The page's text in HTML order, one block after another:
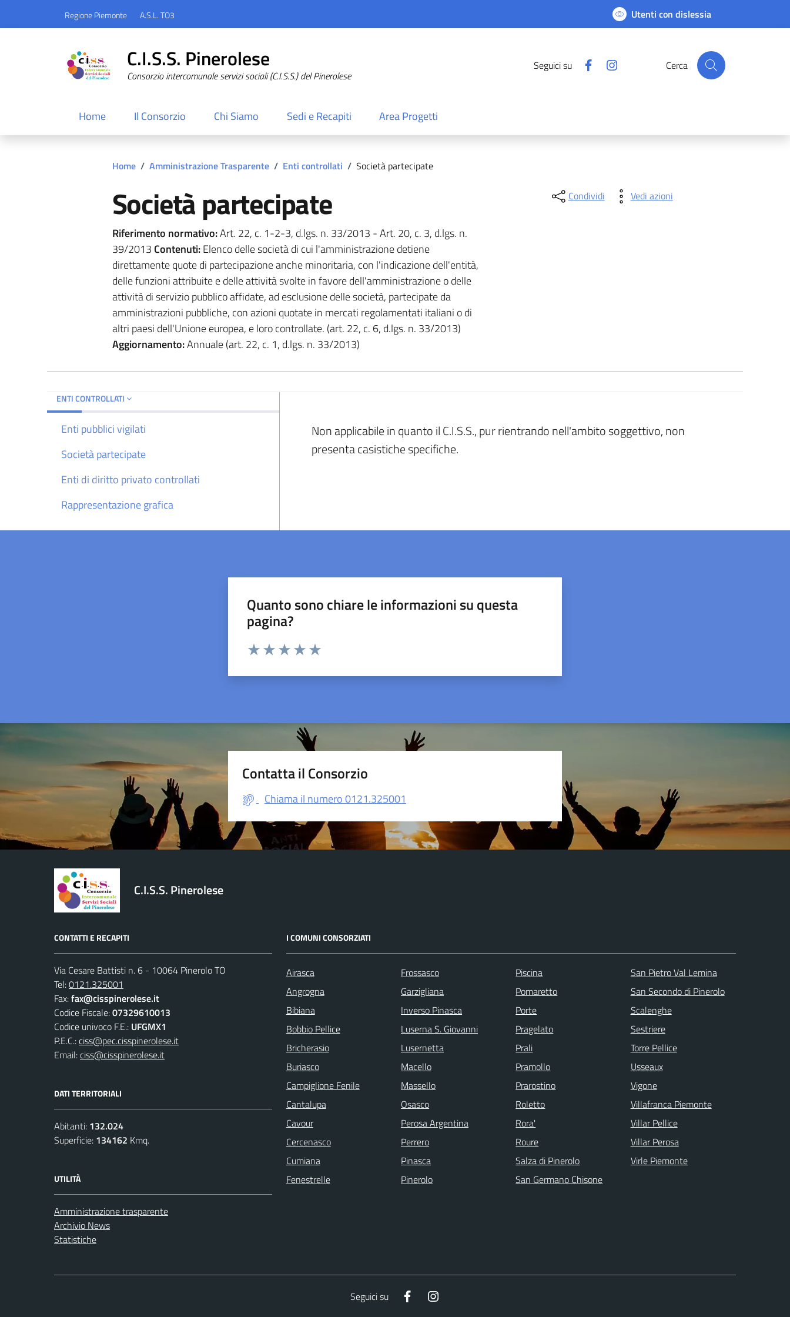
Regione Piemonte A.S.L. TO3 Utenti con dislessia
C.I.S.S. Pinerolese
Consorzio intercomunale servizi sociali (C.I.S.S.) del Pinerolese
Seguici su Facebook Cerca
Home Il Consorzio Chi Siamo Sedi e Recapiti Area Progetti
Home / Amministrazione Trasparente / Enti controllati / Società partecipate
Società partecipate
Riferimento normativo:Art. 22, c. 1-2-3, d.lgs. n. 33/2013 - Art. 20, c. 3, d.lgs. n.
39/2013 Contenuti:Elenco delle società di cui l'amministrazione detiene
direttamente quote di partecipazione anche minoritaria, con l'indicazione dell'entità,
delle funzioni attribuite e delle attività svolte in favore dell'amministrazione o delle
attività di servizio pubblico affidate, ad esclusione delle società, partecipate da
amministrazioni pubbliche, con azioni quotate in mercati regolamentati italiani o di
altri paesi dell'Unione europea, e loro controllate. (art. 22, c. 6, d.lgs. n. 33/2013)
Aggiornamento:Annuale (art. 22, c. 1, d.lgs. n. 33/2013)
Condividi Vedi azioni
ENTI CONTROLLATI
Enti pubblici vigilati
Società partecipate
Enti di diritto privato controllati
Rappresentazione grafica
Non applicabile in quanto il C.I.S.S., pur rientrando nell'ambito soggettivo, non
presenta casistiche specifiche.
Quanto sono chiare le informazioni su questa
pagina?
Valuta da 1 a 5 stelle la pagina
Contatta il Consorzio
Chiama il numero 0121.325001
C.I.S.S. Pinerolese
CONTATTI E RECAPITI
Via Cesare Battisti n. 6 - 10064 Pinerolo TO
Tel:0121.325001
Fax:fax@cisspinerolese.it
Codice Fiscale:07329610013
Codice univoco F.E.: UFGMX1
P.E.C.:ciss@pec.cisspinerolese.it
Email:ciss@cisspinerolese.it
DATI TERRITORIALI
Abitanti: 132.024
Superficie: 134162 Kmq.
UTILITÀ
Amministrazione trasparente
Archivio News
Statistiche
I COMUNI CONSORZIATI
Airasca
Angrogna
Bibiana
Bobbio Pellice
Bricherasio
Buriasco
Campiglione Fenile
Cantalupa
Cavour
Cercenasco
Cumiana
Fenestrelle
Frossasco
Garzigliana
Inverso Pinasca
Luserna S. Giovanni
Lusernetta
Macello
Massello
Osasco
Perosa Argentina
Perrero
Pinasca
Pinerolo
Piscina
Pomaretto
Porte
Pragelato
Prali
Pramollo
Prarostino
Roletto
Rora'
Roure
Salza di Pinerolo
San Germano Chisone
San Pietro Val Lemina
San Secondo di Pinerolo
Scalenghe
Sestriere
Torre Pellice
Usseaux
Vigone
Villafranca Piemonte
Villar Pellice
Villar Perosa
Virle Piemonte
Seguici su Facebook